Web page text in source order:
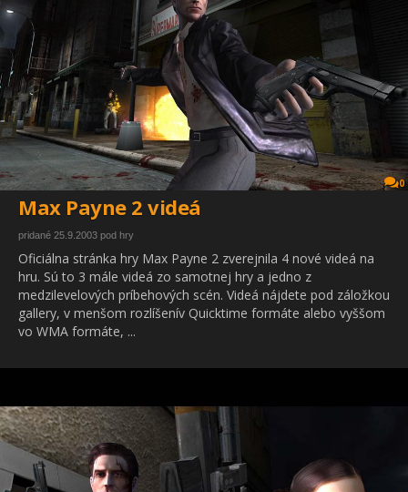
0
Max Payne 2 videá
pridané 25.9.2003 pod hry
Oficiálna stránka hry Max Payne 2 zverejnila 4 nové videá na
hru. Sú to 3 mále videá zo samotnej hry a jedno z
medzilevelových príbehových scén. Videá nájdete pod záložkou
gallery, v menšom rozlíšenív Quicktime formáte alebo vyššom
vo WMA formáte, ...